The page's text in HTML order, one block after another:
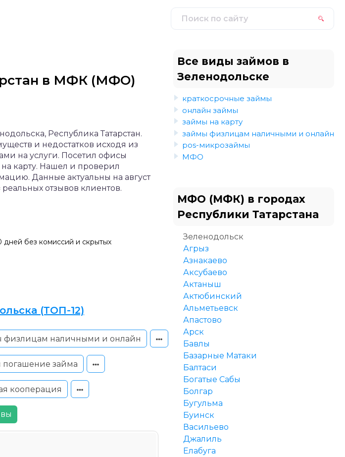
в МФК (МФО)
Республика Татарстан.
и недостатков исходя из
на услуги. Посетил офисы
карту. Нашел и проверил
Данные актуальны на август
отзывов клиентов.
дней без комиссий и скрытых
(ТОП-12)
физлицам наличными и онлайн
погашение займа
кооперация
Все виды займов в
Зеленодольске
краткосрочные займы
онлайн займы
займы на карту
займы физлицам наличными и онлайн
pos-микрозаймы
МФО
МФО (МФК) в городах
Республики Татарстана
Зеленодольск
Агрыз
Азнакаево
Аксубаево
Актаныш
Актюбинский
Альметьевск
Апастово
Арск
Бавлы
Базарные Матаки
Балтаси
Богатые Сабы
Болгар
Бугульма
Буинск
Васильево
Джалиль
Елабуга